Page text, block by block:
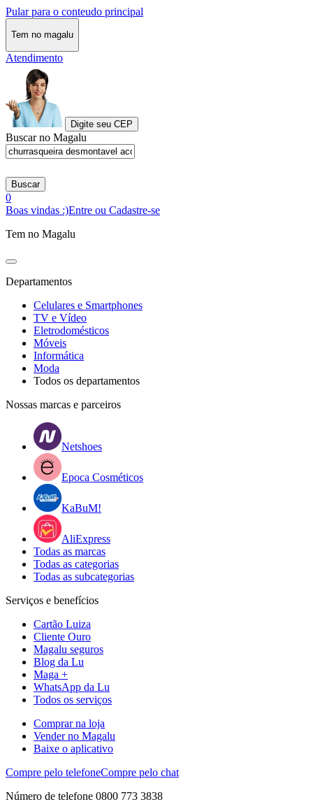
Pular para o conteudo principal
Tem no magalu
Atendimento
Digite seu CEP
Buscar no Magalu
Buscar
0
Boas vindas :)Entre ou Cadastre-se
Tem no Magalu
Departamentos
Celulares e Smartphones
TV e Vídeo
Eletrodomésticos
Móveis
Informática
Moda
Todos os departamentos
Nossas marcas e parceiros
Netshoes
Epoca Cosméticos
KaBuM!
AliExpress
Todas as marcas
Todas as categorias
Todas as subcategorias
Serviços e benefícios
Cartão Luiza
Cliente Ouro
Magalu seguros
Blog da Lu
Maga +
WhatsApp da Lu
Todos os serviços
Comprar na loja
Vender no Magalu
Baixe o aplicativo
Compre pelo telefoneCompre pelo chat
Número de telefone 0800 773 3838